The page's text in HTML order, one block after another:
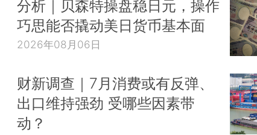
分析｜贝森特操盘稳日元，操作
巧思能否撬动美日货币基本面
2026年08月06日
财新调查｜7月消费或有反弹、
出口维持强劲 受哪些因素带
动？